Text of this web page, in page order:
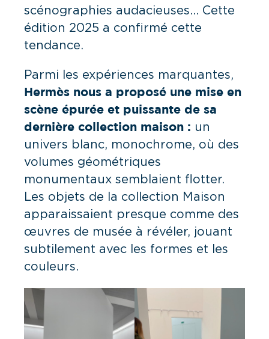
scénographies audacieuses… Cette
édition 2025 a confirmé cette
tendance.
Parmi les expériences marquantes,
Hermès nous a proposé une mise en
scène épurée et puissante de sa
dernière collection maison : un
univers blanc, monochrome, où des
volumes géométriques
monumentaux semblaient flotter.
Les objets de la collection Maison
apparaissaient presque comme des
œuvres de musée à révéler, jouant
subtilement avec les formes et les
couleurs.